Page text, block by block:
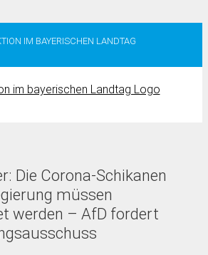
IM BAYERISCHEN LANDTAG
Die Corona-Schikanen
müssen
werden – AfD fordert